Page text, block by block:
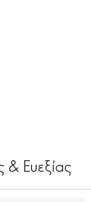
Ευεξίας